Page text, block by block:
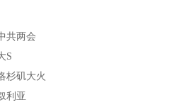
共两会
S
杉矶大火
利亚